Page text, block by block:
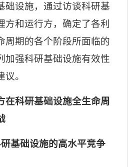
础设施，通过访谈科研基
方和运行方，确定了各利
周期的各个阶段所面临的
加强科研基础设施有效性
。
在科研基础设施全生命周
基础设施的高水平竞争